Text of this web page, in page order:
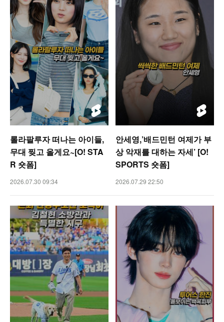
롤라팔루자 떠나는 아이들,
무대 찢고 올게요~[O! STA
R 숏폼]
2026.07.30 09:34
안세영,’배드민턴 여제가 부
상 악재를 대하는 자세’ [O!
SPORTS 숏폼]
2026.07.29 22:50